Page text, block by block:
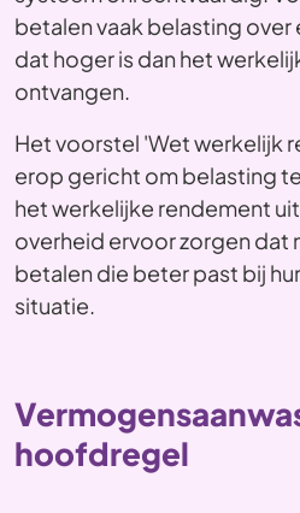
betalen vaak belasting
dat hoger is dan het
ontvangen.
Het voorstel 'Wet werkelijk
erop gericht om belasting
het werkelijke rendement
overheid ervoor zorgen dat
betalen die beter past bij
situatie.
hoofdregel